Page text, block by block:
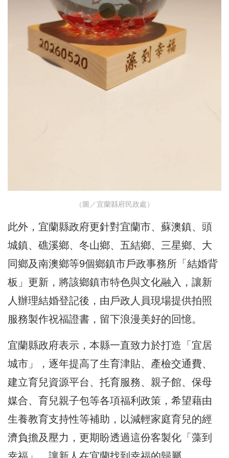
（圖／宜蘭縣府民政處）
此外，宜蘭縣政府更針對宜蘭市、蘇澳鎮、頭
城鎮、礁溪鄉、冬山鄉、五結鄉、三星鄉、大
同鄉及南澳鄉等9個鄉鎮市戶政事務所「結婚背
板」更新，將該鄉鎮市特色與文化融入，讓新
人辦理結婚登記後，由戶政人員現場提供拍照
服務製作祝福證書，留下浪漫美好的回憶。
宜蘭縣政府表示，本縣一直致力於打造「宜居
城市」，逐年提高了生育津貼、產檢交通費、
建立育兒資源平台、托育服務、親子館、保母
媒合、育兒親子包等各項福利政策，希望藉由
生養教育支持性等補助，以減輕家庭育兒的經
濟負擔及壓力，更期盼透過這份客製化「藻到